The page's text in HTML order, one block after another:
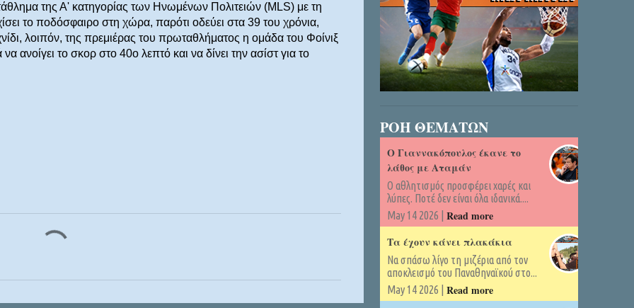
της Α' κατηγορίας των Ηνωμένων Πολιτειών (MLS) με τη
το ποδόσφαιρο στη χώρα, παρότι οδεύει στα 39 του χρόνια,
λοιπόν, της πρεμιέρας του πρωταθλήματος η ομάδα του Φοίνιξ
ανοίγει το σκορ στο 40ο λεπτό και να δίνει την ασίστ για το
ΡΟΗ ΘΕΜΑΤΩΝ
Ο Γιαννακόπουλος έκανε το
λάθος με Αταμάν
Ο αθλητισμός προσφέρει χαρές και
λύπες. Ποτέ δεν είναι όλα ιδανικά....
May 14 2026 | Read more
Τα έχουν κάνει πλακάκια
Να σπάσω λίγο τη μιζέρια από τον
αποκλεισμό του Παναθηναϊκού στο...
May 14 2026 | Read more